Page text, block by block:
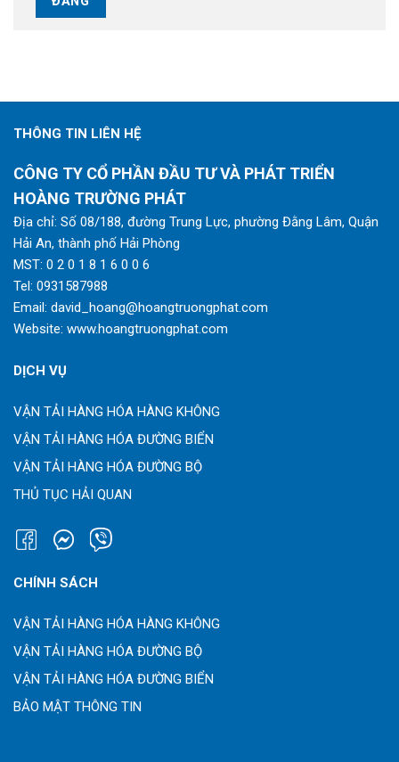
THÔNG TIN LIÊN HỆ
CÔNG TY CỔ PHẦN ĐẦU TƯ VÀ PHÁT TRIỂN
HOÀNG TRƯỜNG PHÁT
Địa chỉ: Số 08/188, đường Trung Lực, phường Đằng Lâm, Quận
Hải An, thành phố Hải Phòng
MST: 0 2 0 1 8 1 6 0 0 6
Tel: 0931587988
Email: david_hoang@hoangtruongphat.com
Website: www.hoangtruongphat.com
DỊCH VỤ
VẬN TẢI HÀNG HÓA HÀNG KHÔNG
VẬN TẢI HÀNG HÓA ĐƯỜNG BIỂN
VẬN TẢI HÀNG HÓA ĐƯỜNG BỘ
THỦ TỤC HẢI QUAN
CHÍNH SÁCH
VẬN TẢI HÀNG HÓA HÀNG KHÔNG
VẬN TẢI HÀNG HÓA ĐƯỜNG BỘ
VẬN TẢI HÀNG HÓA ĐƯỜNG BIỂN
BẢO MẬT THÔNG TIN